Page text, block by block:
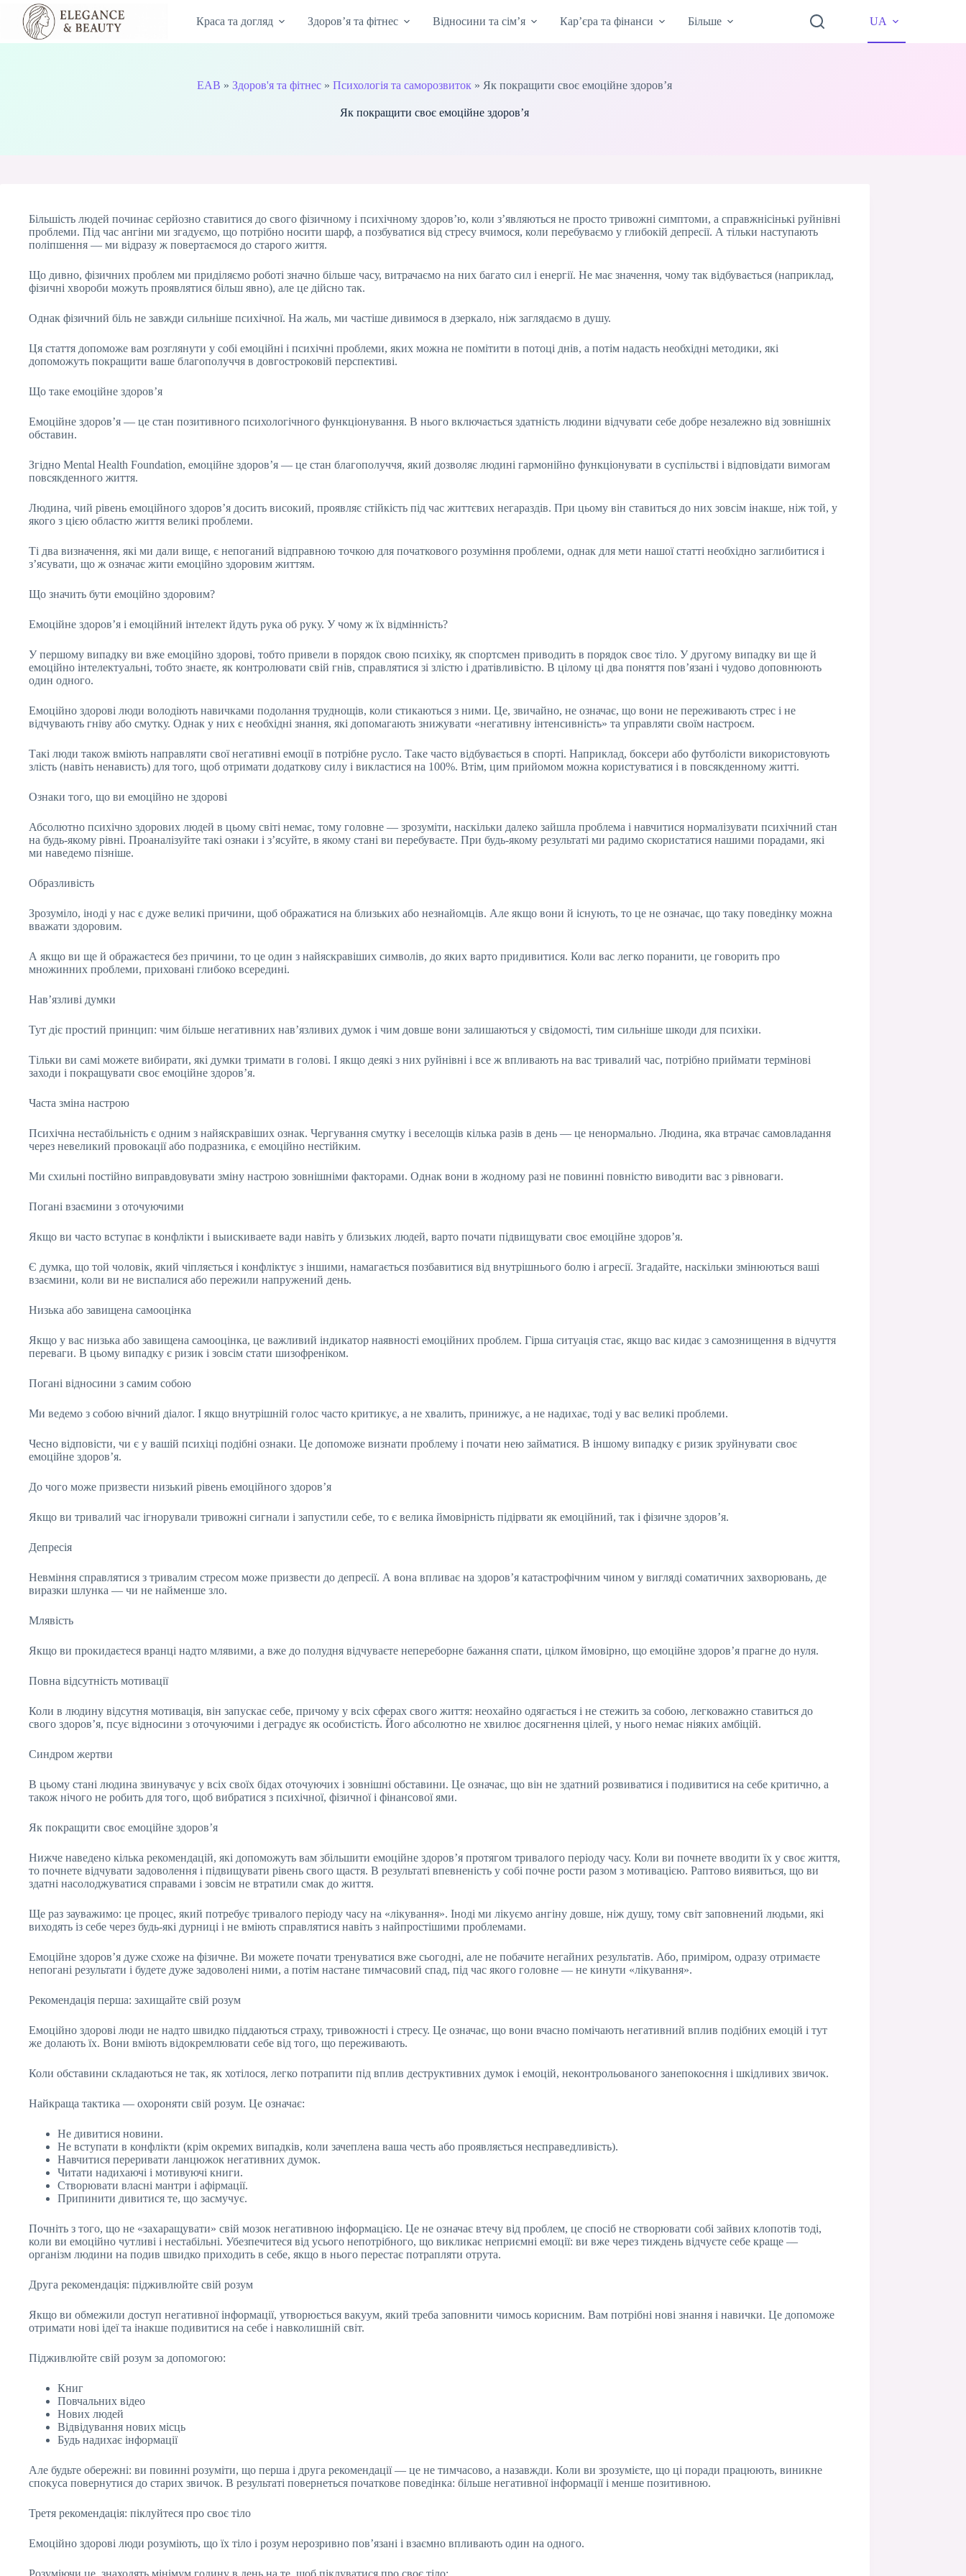
Перейти
вмісту
Краса та догляд Здоров’я та фітнес Відносини та сім’я Кар’єра та фінанси Більше UA
EAB »Здоров'я та фітнес »Психологія та саморозвиток » Як покращити своє емоційне здоров’я
Як покращити своє емоційне здоров’я
Більшість людей починає серйозно ставитися до свого фізичному і психічному здоров’ю, коли з’являються не просто тривожні симптоми, а справжнісінькі руйнівні
проблеми. Під час ангіни ми згадуємо, що потрібно носити шарф, а позбуватися від стресу вчимося, коли перебуваємо у глибокій депресії. А тільки наступають
поліпшення — ми відразу ж повертаємося до старого життя.
Що дивно, фізичних проблем ми приділяємо роботі значно більше часу, витрачаємо на них багато сил і енергії. Не має значення, чому так відбувається (наприклад,
фізичні хвороби можуть проявлятися більш явно), але це дійсно так.
Однак фізичний біль не завжди сильніше психічної. На жаль, ми частіше дивимося в дзеркало, ніж заглядаємо в душу.
Ця стаття допоможе вам розглянути у собі емоційні і психічні проблеми, яких можна не помітити в потоці днів, а потім надасть необхідні методики, які
допоможуть покращити ваше благополуччя в довгостроковій перспективі.
Що таке емоційне здоров’я
Емоційне здоров’я — це стан позитивного психологічного функціонування. В нього включається здатність людини відчувати себе добре незалежно від зовнішніх
обставин.
Згідно Mental Health Foundation, емоційне здоров’я — це стан благополуччя, який дозволяє людині гармонійно функціонувати в суспільстві і відповідати вимогам
повсякденного життя.
Людина, чий рівень емоційного здоров’я досить високий, проявляє стійкість під час життєвих негараздів. При цьому він ставиться до них зовсім інакше, ніж той, у
якого з цією областю життя великі проблеми.
Ті два визначення, які ми дали вище, є непоганий відправною точкою для початкового розуміння проблеми, однак для мети нашої статті необхідно заглибитися і
з’ясувати, що ж означає жити емоційно здоровим життям.
Що значить бути емоційно здоровим?
Емоційне здоров’я і емоційний інтелект йдуть рука об руку. У чому ж їх відмінність?
У першому випадку ви вже емоційно здорові, тобто привели в порядок свою психіку, як спортсмен приводить в порядок своє тіло. У другому випадку ви ще й
емоційно інтелектуальні, тобто знаєте, як контролювати свій гнів, справлятися зі злістю і дратівливістю. В цілому ці два поняття пов’язані і чудово доповнюють
один одного.
Емоційно здорові люди володіють навичками подолання труднощів, коли стикаються з ними. Це, звичайно, не означає, що вони не переживають стрес і не
відчувають гніву або смутку. Однак у них є необхідні знання, які допомагають знижувати «негативну інтенсивність» та управляти своїм настроєм.
Такі люди також вміють направляти свої негативні емоції в потрібне русло. Таке часто відбувається в спорті. Наприклад, боксери або футболісти використовують
злість (навіть ненависть) для того, щоб отримати додаткову силу і викластися на 100%. Втім, цим прийомом можна користуватися і в повсякденному житті.
Ознаки того, що ви емоційно не здорові
Абсолютно психічно здорових людей в цьому світі немає, тому головне — зрозуміти, наскільки далеко зайшла проблема і навчитися нормалізувати психічний стан
на будь-якому рівні. Проаналізуйте такі ознаки і з’ясуйте, в якому стані ви перебуваєте. При будь-якому результаті ми радимо скористатися нашими порадами, які
ми наведемо пізніше.
Образливість
Зрозуміло, іноді у нас є дуже великі причини, щоб ображатися на близьких або незнайомців. Але якщо вони й існують, то це не означає, що таку поведінку можна
вважати здоровим.
А якщо ви ще й ображаєтеся без причини, то це один з найяскравіших символів, до яких варто придивитися. Коли вас легко поранити, це говорить про
множинних проблеми, приховані глибоко всередині.
Нав’язливі думки
Тут діє простий принцип: чим більше негативних нав’язливих думок і чим довше вони залишаються у свідомості, тим сильніше шкоди для психіки.
Тільки ви самі можете вибирати, які думки тримати в голові. І якщо деякі з них руйнівні і все ж впливають на вас тривалий час, потрібно приймати термінові
заходи і покращувати своє емоційне здоров’я.
Часта зміна настрою
Психічна нестабільність є одним з найяскравіших ознак. Чергування смутку і веселощів кілька разів в день — це ненормально. Людина, яка втрачає самовладання
через невеликий провокації або подразника, є емоційно нестійким.
Ми схильні постійно виправдовувати зміну настрою зовнішніми факторами. Однак вони в жодному разі не повинні повністю виводити вас з рівноваги.
Погані взаємини з оточуючими
Якщо ви часто вступає в конфлікти і выискиваете вади навіть у близьких людей, варто почати підвищувати своє емоційне здоров’я.
Є думка, що той чоловік, який чіпляється і конфліктує з іншими, намагається позбавитися від внутрішнього болю і агресії. Згадайте, наскільки змінюються ваші
взаємини, коли ви не виспалися або пережили напружений день.
Низька або завищена самооцінка
Якщо у вас низька або завищена самооцінка, це важливий індикатор наявності емоційних проблем. Гірша ситуація стає, якщо вас кидає з самознищення в відчуття
переваги. В цьому випадку є ризик і зовсім стати шизофреніком.
Погані відносини з самим собою
Ми ведемо з собою вічний діалог. І якщо внутрішній голос часто критикує, а не хвалить, принижує, а не надихає, тоді у вас великі проблеми.
Чесно відповісти, чи є у вашій психіці подібні ознаки. Це допоможе визнати проблему і почати нею займатися. В іншому випадку є ризик зруйнувати своє
емоційне здоров’я.
До чого може призвести низький рівень емоційного здоров’я
Якщо ви тривалий час ігнорували тривожні сигнали і запустили себе, то є велика ймовірність підірвати як емоційний, так і фізичне здоров’я.
Депресія
Невміння справлятися з тривалим стресом може призвести до депресії. А вона впливає на здоров’я катастрофічним чином у вигляді соматичних захворювань, де
виразки шлунка — чи не найменше зло.
Млявість
Якщо ви прокидаєтеся вранці надто млявими, а вже до полудня відчуваєте непереборне бажання спати, цілком ймовірно, що емоційне здоров’я прагне до нуля.
Повна відсутність мотивації
Коли в людину відсутня мотивація, він запускає себе, причому у всіх сферах свого життя: неохайно одягається і не стежить за собою, легковажно ставиться до
свого здоров’я, псує відносини з оточуючими і деградує як особистість. Його абсолютно не хвилює досягнення цілей, у нього немає ніяких амбіцій.
Синдром жертви
В цьому стані людина звинувачує у всіх своїх бідах оточуючих і зовнішні обставини. Це означає, що він не здатний розвиватися і подивитися на себе критично, а
також нічого не робить для того, щоб вибратися з психічної, фізичної і фінансової ями.
Як покращити своє емоційне здоров’я
Нижче наведено кілька рекомендацій, які допоможуть вам збільшити емоційне здоров’я протягом тривалого періоду часу. Коли ви почнете вводити їх у своє життя,
то почнете відчувати задоволення і підвищувати рівень свого щастя. В результаті впевненість у собі почне рости разом з мотивацією. Раптово виявиться, що ви
здатні насолоджуватися справами і зовсім не втратили смак до життя.
Ще раз зауважимо: це процес, який потребує тривалого періоду часу на «лікування». Іноді ми лікуємо ангіну довше, ніж душу, тому світ заповнений людьми, які
виходять із себе через будь-які дурниці і не вміють справлятися навіть з найпростішими проблемами.
Емоційне здоров’я дуже схоже на фізичне. Ви можете почати тренуватися вже сьогодні, але не побачите негайних результатів. Або, приміром, одразу отримаєте
непогані результати і будете дуже задоволені ними, а потім настане тимчасовий спад, під час якого головне — не кинути «лікування».
Рекомендація перша: захищайте свій розум
Емоційно здорові люди не надто швидко піддаються страху, тривожності і стресу. Це означає, що вони вчасно помічають негативний вплив подібних емоцій і тут
же долають їх. Вони вміють відокремлювати себе від того, що переживають.
Коли обставини складаються не так, як хотілося, легко потрапити під вплив деструктивних думок і емоцій, неконтрольованого занепокоєння і шкідливих звичок.
Найкраща тактика — охороняти свій розум. Це означає:
Не дивитися новини.
Не вступати в конфлікти (крім окремих випадків, коли зачеплена ваша честь або проявляється несправедливість).
Навчитися переривати ланцюжок негативних думок.
Читати надихаючі і мотивуючі книги.
Створювати власні мантри і афірмації.
Припинити дивитися те, що засмучує.
Почніть з того, що не «захаращувати» свій мозок негативною інформацією. Це не означає втечу від проблем, це спосіб не створювати собі зайвих клопотів тоді,
коли ви емоційно чутливі і нестабільні. Убезпечитеся від усього непотрібного, що викликає неприємні емоції: ви вже через тиждень відчуєте себе краще —
організм людини на подив швидко приходить в себе, якщо в нього перестає потрапляти отрута.
Друга рекомендація: підживлюйте свій розум
Якщо ви обмежили доступ негативної інформації, утворюється вакуум, який треба заповнити чимось корисним. Вам потрібні нові знання і навички. Це допоможе
отримати нові ідеї та інакше подивитися на себе і навколишній світ.
Підживлюйте свій розум за допомогою:
Книг
Повчальних відео
Нових людей
Відвідування нових місць
Будь надихає інформації
Але будьте обережні: ви повинні розуміти, що перша і друга рекомендації — це не тимчасово, а назавжди. Коли ви зрозумієте, що ці поради працюють, виникне
спокуса повернутися до старих звичок. В результаті повернеться початкове поведінка: більше негативної інформації і менше позитивною.
Третя рекомендація: піклуйтеся про своє тіло
Емоційно здорові люди розуміють, що їх тіло і розум нерозривно пов’язані і взаємно впливають один на одного.
Розуміючи це, знаходять мінімум годину в день на те, щоб піклуватися про своє тіло: